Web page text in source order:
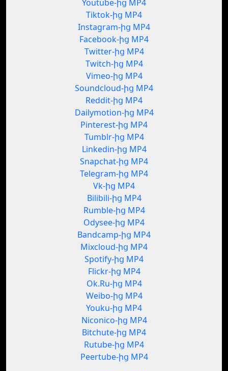
Youtube-ից MP4
Tiktok-ից MP4
Instagram-ից MP4
Facebook-ից MP4
Twitter-ից MP4
Twitch-ից MP4
Vimeo-ից MP4
Soundcloud-ից MP4
Reddit-ից MP4
Dailymotion-ից MP4
Pinterest-ից MP4
Tumblr-ից MP4
Linkedin-ից MP4
Snapchat-ից MP4
Telegram-ից MP4
Vk-ից MP4
Bilibili-ից MP4
Rumble-ից MP4
Odysee-ից MP4
Bandcamp-ից MP4
Mixcloud-ից MP4
Spotify-ից MP4
Flickr-ից MP4
Ok.Ru-ից MP4
Weibo-ից MP4
Youku-ից MP4
Niconico-ից MP4
Bitchute-ից MP4
Rutube-ից MP4
Peertube-ից MP4